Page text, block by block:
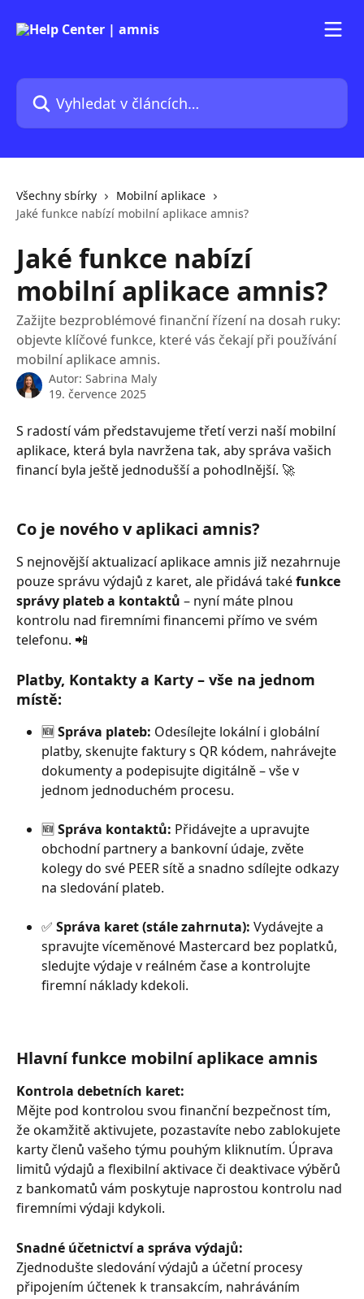
Vyhledat v článcích…
Všechny sbírky
Mobilní aplikace
Jaké funkce nabízí mobilní aplikace amnis?
Jaké funkce nabízí
mobilní aplikace amnis?
Zažijte bezproblémové finanční řízení na dosah ruky:
objevte klíčové funkce, které vás čekají při používání
mobilní aplikace amnis.
Autor: Sabrina Maly
19. července 2025
S radostí vám představujeme třetí verzi naší mobilní
aplikace, která byla navržena tak, aby správa vašich
financí byla ještě jednodušší a pohodlnější. 🚀
Co je nového v aplikaci amnis?
S nejnovější aktualizací aplikace amnis již nezahrnuje
pouze správu výdajů z karet, ale přidává také funkce
správy plateb a kontaktů – nyní máte plnou
kontrolu nad firemními financemi přímo ve svém
telefonu. 📲
Platby, Kontakty a Karty – vše na jednom
místě:
🆕 Správa plateb: Odesílejte lokální i globální
platby, skenujte faktury s QR kódem, nahrávejte
dokumenty a podepisujte digitálně – vše v
jednom jednoduchém procesu.
🆕 Správa kontaktů: Přidávejte a upravujte
obchodní partnery a bankovní údaje, zvěte
kolegy do své PEER sítě a snadno sdílejte odkazy
na sledování plateb.
✅ Správa karet (stále zahrnuta): Vydávejte a
spravujte víceměnové Mastercard bez poplatků,
sledujte výdaje v reálném čase a kontrolujte
firemní náklady kdekoli.
Hlavní funkce mobilní aplikace amnis
Kontrola debetních karet:
Mějte pod kontrolou svou finanční bezpečnost tím,
že okamžitě aktivujete, pozastavíte nebo zablokujete
karty členů vašeho týmu pouhým kliknutím. Úprava
limitů výdajů a flexibilní aktivace či deaktivace výběrů
z bankomatů vám poskytuje naprostou kontrolu nad
firemními výdaji kdykoli.
Snadné účetnictví a správa výdajů:
Zjednodušte sledování výdajů a účetní procesy
připojením účtenek k transakcím, nahráváním